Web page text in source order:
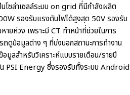
ซล่าเซลล์ระบบ on grid ที่มีกำลังผลิต
รองรับแรงดันไฟได้สูงสุด 50V รองรับ
ยห่วง เพราะมี CT ทำหน้าที่ช่วยในการ
ดูข้อมูลต่าง ๆ ที่บ่งบอกสถานะการทำงาน
ลสำหรับวิเคราะห์แบบรายเดือน/รายปี
PSI Energy ซึ่งรองรับทั้งระบบ Android